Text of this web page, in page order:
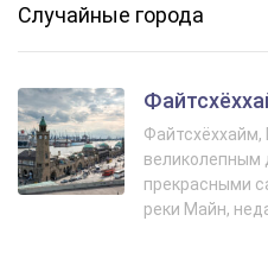
Случайные города
Файтсхёххайм,
великолепным
прекрасными
реки Майн,